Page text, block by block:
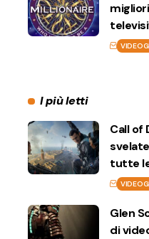
I più letti
Call of
tutte
Glen
di